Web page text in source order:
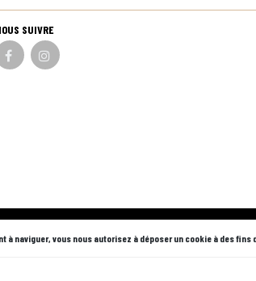
SUIVRE
à naviguer, vous nous autorisez à déposer un cookie à des fins